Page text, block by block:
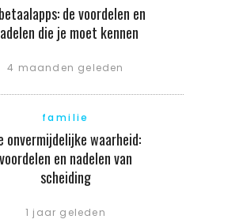
de voordelen en
die je moet kennen
4 maanden geleden
familie
onvermijdelijke waarheid:
voordelen en nadelen van
scheiding
1 jaar geleden